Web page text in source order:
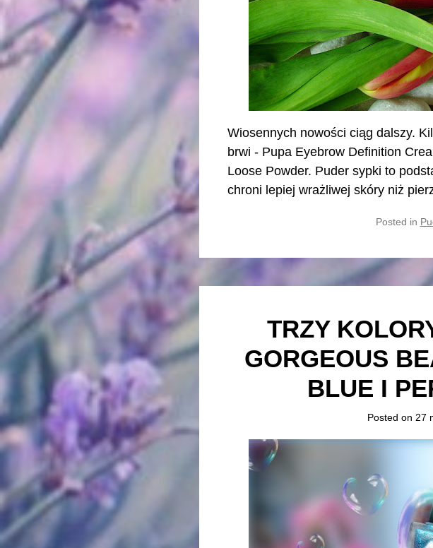
Wiosennych nowości ciąg dalszy.
brwi - Pupa Eyebrow Definition
Loose Powder. Puder sypki to
chroni lepiej wrażliwej skóry niż
Posted in
TRZY
GORGEOUS
BLUE I
Posted on 27